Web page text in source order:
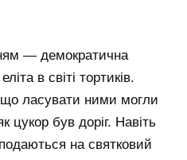
— демократична
в світі тортиків.
що ласувати ними могли
цукор був доріг. Навіть
на святковий